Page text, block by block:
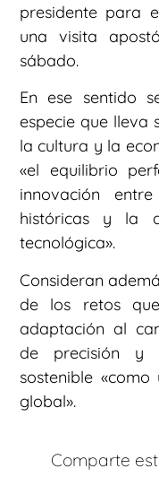
presidente para
una visita
sábado.
En ese sentido
especie que lleva
la cultura y la
«el equilibrio
innovación
históricas y la
tecnológica».
Consideran
de los retos
adaptación al
de precisión y
sostenible
global».
Comparte